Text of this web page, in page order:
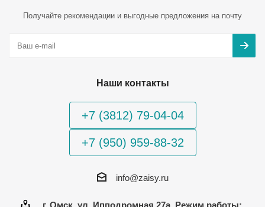
Получайте рекомендации и выгодные предложения на почту
Наши контакты
+7 (3812) 79-04-04
+7 (950) 959-88-32
info@zaisy.ru
г. Омск, ул. Ипподромная 27а, Режим работы: